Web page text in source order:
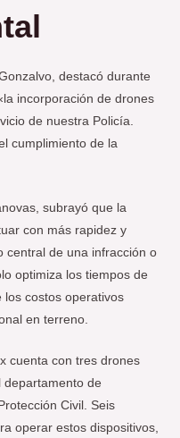
destacó durante
incorporación de drones
de nuestra Policía.
cumplimiento de la
subrayó que la
con más rapidez y
central de una infracción o
optimiza los tiempos de
los costos operativos
en terreno.
cuenta con tres drones
departamento de
Civil. Seis
operar estos dispositivos,